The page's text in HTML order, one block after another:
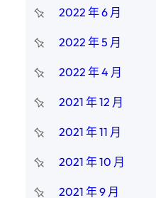
2022 年 6 月
2022 年 5 月
2022 年 4 月
2021 年 12 月
2021 年 11 月
2021 年 10 月
2021 年 9 月